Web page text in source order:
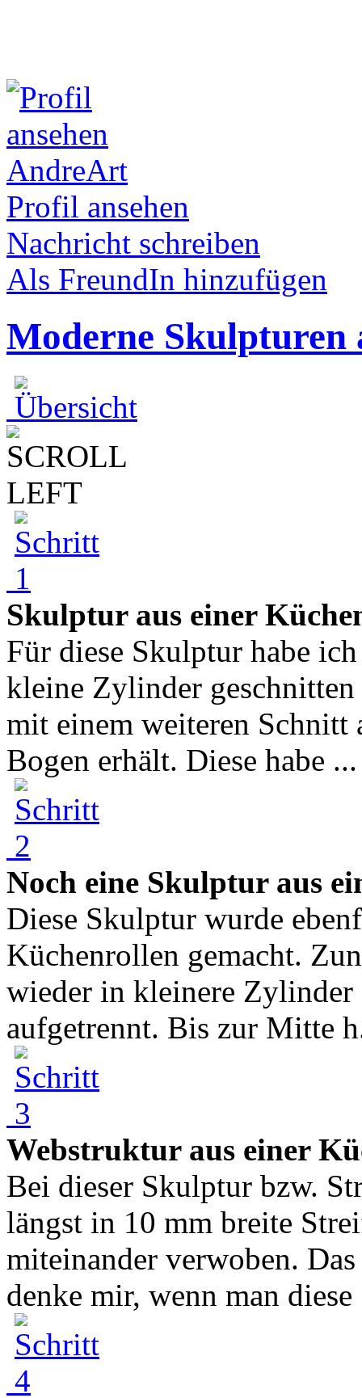
AndreArt
Profil ansehen
Nachricht schreiben
Als FreundIn hinzufügen
Moderne Skulpturen
Skulptur aus einer
Für diese Skulptur habe
kleine Zylinder
mit einem weiteren Schnitt
Bogen erhält. Diese habe ...
Noch eine Skulptur aus
Diese Skulptur wurde
Küchenrollen gemacht.
wieder in kleinere Zylinder
aufgetrennt. Bis zur Mitte
Webstruktur aus einer
Bei dieser Skulptur bzw.
längst in 10 mm breite
miteinander verwoben.
denke mir, wenn man diese